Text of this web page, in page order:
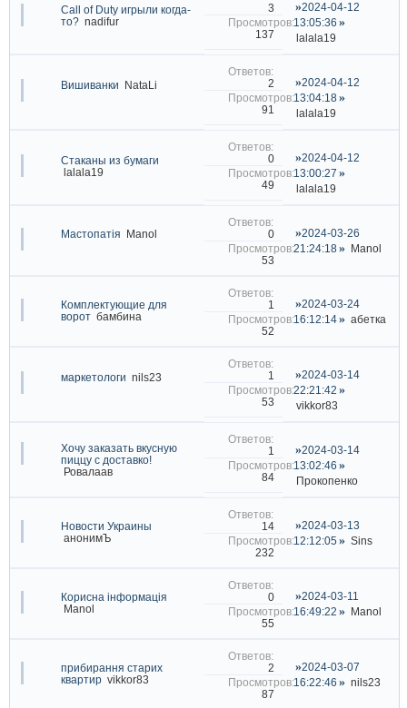
Call of Duty игрыли когда-
то? nadifur
3
137
2024-04-12
13:05:36
lalala19
Вишиванки NataLi 2
91
2024-04-12
13:04:18
lalala19
Стаканы из бумаги
lalala19
0
49
2024-04-12
13:00:27
lalala19
Мастопатія Manol 0
53
2024-03-26
21:24:18
Manol
Комплектующие для
ворот бамбина
1
52
2024-03-24
16:12:14
абетка
маркетологи nils23 1
53
2024-03-14
22:21:42
vikkor83
Хочу заказать вкусную
пиццу с доставко!
Ровалаав
1
84
2024-03-14
13:02:46
Прокопенко
Новости Украины
анонимЪ
14
232
2024-03-13
12:12:05
Sins
Корисна інформація
Manol
0
55
2024-03-11
16:49:22
Manol
прибирання старих
квартир vikkor83
2
87
2024-03-07
16:22:46
nils23